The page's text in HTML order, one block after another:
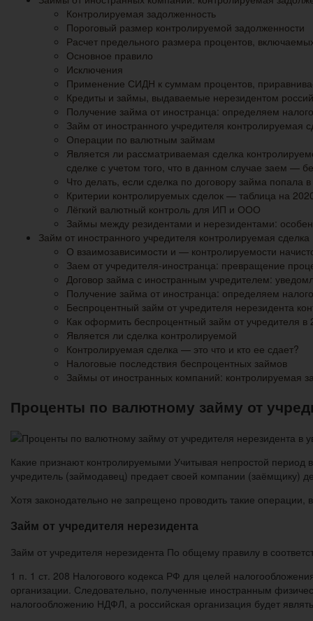
Контролируемая задолженность
Пороговый размер контролируемой задолженности
Расчет предельного размера процентов,
Основное правило
Исключения
Применение СИДН к суммам процентов,
Кредиты и займы, выдаваемые нерезидентом
Получение займа от иностранца: определяем
Займ от иностранного учредителя контролируемая
Операции по валютным займам
Является ли рассматриваемая сделка
сделке с учетом того, что в данном случае заем —
Что делать, если сделка по договору займа попала
Критерии контролируемых сделок — таблица на
Лёгкий валютный контроль для ИП и ООО
Займы между резидентами и нерезидентами:
Займ от иностранного учредителя контролируемая сделка
О взаимозависимости и — контролируемости
Заем от учредителя-иностранца: превращение
Договор займа с иностранным учредителем:
Получение займа от иностранца: определяем
Беспроцентный займ от учредителя нерезидента
Как оформить беспроцентный займ от учредителя в
Является ли сделка контролируемой
Контролируемая сделка — это что и кто ее сдает?
Налоговые последствия беспроцентных займов
Займы от иностранных компаний: контролируемая
Проценты по валютному займу от
Какие признают контролируемыми Учитывая непростой
учредитель (займодавец) предает своей компании (заёмщику)
Хотя законодательно не запрещено проводить такие операции,
Займ от учредителя нерезидента
Займ от учредителя нерезидента По общему правилу в
1 п. 1 ст. 208 Налогового кодекса РФ для целей
организации. Следовательно, полученные иностранным
налогообложению НДФЛ, а российская организация будет